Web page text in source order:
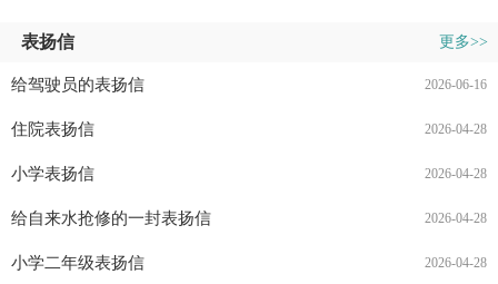
表扬信 更多>>
给驾驶员的表扬信 2026-06-16
住院表扬信 2026-04-28
小学表扬信 2026-04-28
给自来水抢修的一封表扬信 2026-04-28
小学二年级表扬信 2026-04-28